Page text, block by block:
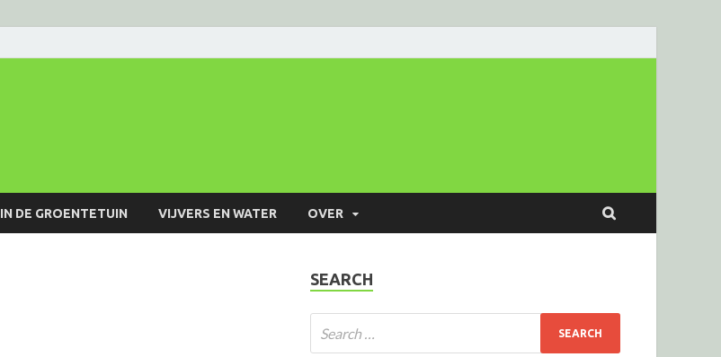
IN DE GROENTETUIN VIJVERS EN WATER OVER
SEARCH